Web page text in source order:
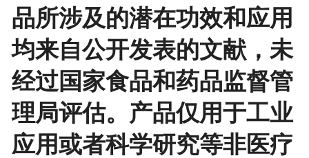
品所涉及的潜在功效和应用
均来自公开发表的文献，未
经过国家食品和药品监督管
理局评估。产品仅用于工业
应用或者科学研究等非医疗